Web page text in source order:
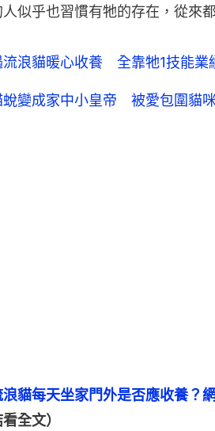
似乎也習慣有牠的存在，從來
流浪貓暖心收養 全靠牠1技能業
蛻變成家中小皇帝 被愛包圍貓
浪貓每天坐家門外是否應收養？
全文）